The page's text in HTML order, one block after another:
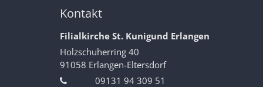
Kontakt
Filialkirche St. Kunigund Erlangen
Holzschuherring 40
91058 Erlangen-Eltersdorf
09131 94 309 51